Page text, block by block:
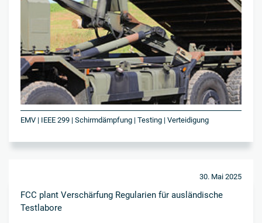
EMV | IEEE 299 | Schirmdämpfung | Testing | Verteidigung
30. Mai 2025
FCC plant Verschärfung Regularien für ausländische
Testlabore